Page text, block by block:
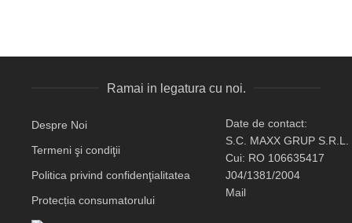
Ramai in legatura cu noi.
Despre Noi
Termeni şi condiţii
Politica privind confidenţialitatea
Protecția consumatorului
Date de contact:
S.C. MAXX GRUP S.R.L.
Cui: RO 106635417
J04/1381/2004
Mail